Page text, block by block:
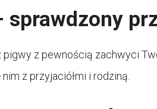
sprawdzony
z pewnością zachwyci
z przyjaciółmi i rodziną.